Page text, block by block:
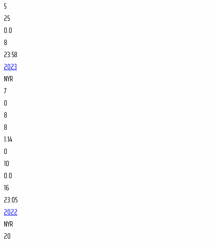
5
25
0.0
8
23:58
2023
NYR
7
0
8
8
1.14
0
10
0.0
16
23:05
2022
NYR
20